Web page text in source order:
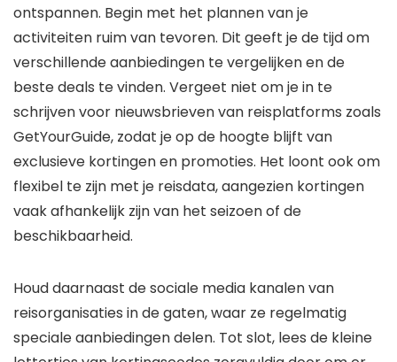
ontspannen. Begin met het plannen van je
activiteiten ruim van tevoren. Dit geeft je de tijd om
verschillende aanbiedingen te vergelijken en de
beste deals te vinden. Vergeet niet om je in te
schrijven voor nieuwsbrieven van reisplatforms zoals
GetYourGuide, zodat je op de hoogte blijft van
exclusieve kortingen en promoties. Het loont ook om
flexibel te zijn met je reisdata, aangezien kortingen
vaak afhankelijk zijn van het seizoen of de
beschikbaarheid.
Houd daarnaast de sociale media kanalen van
reisorganisaties in de gaten, waar ze regelmatig
speciale aanbiedingen delen. Tot slot, lees de kleine